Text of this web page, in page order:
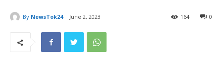
By NewsTok24 June 2, 2023 0
164